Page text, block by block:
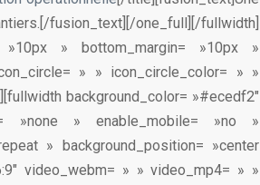
fusion_text][/one_full][/fullwidth]
»10px » bottom_margin= »10px »
» » icon_circle_color= » »
background_color= »#ecedf2″
»none » enable_mobile= »no »
» background_position= »center
video_webm= » » video_mp4= » »